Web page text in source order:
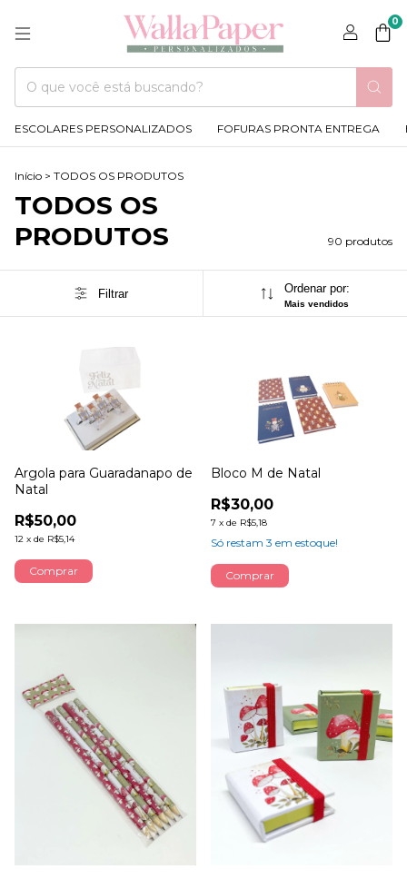
0
ESCOLARES PERSONALIZADOS FOFURAS PRONTA ENTREGA
Início > TODOS OS PRODUTOS
TODOS OS
PRODUTOS
90 produtos
Filtrar Ordenar por:
Mais vendidos
Argola para Guaradanapo de
Natal
R$50,00
12 x de R$5,14
Comprar
Bloco M de Natal
R$30,00
7 x de R$5,18
Só restam 3 em estoque!
Comprar